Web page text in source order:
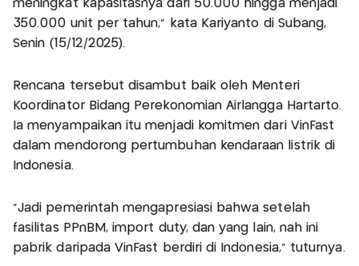
meningkat kapasitasnya dari 50.000 hingga menjadi
350.000 unit per tahun," kata Kariyanto di Subang,
Senin (15/12/2025).
Rencana tersebut disambut baik oleh Menteri
Koordinator Bidang Perekonomian Airlangga Hartarto.
Ia menyampaikan itu menjadi komitmen dari VinFast
dalam mendorong pertumbuhan kendaraan listrik di
Indonesia.
"Jadi pemerintah mengapresiasi bahwa setelah
fasilitas PPnBM, import duty, dan yang lain, nah ini
pabrik daripada VinFast berdiri di Indonesia," tuturnya.